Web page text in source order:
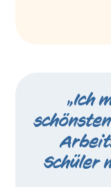
„Ich
Schüler